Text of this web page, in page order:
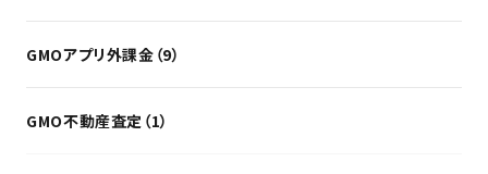
GMOアプリ外課金（9）
GMO不動産査定（1）